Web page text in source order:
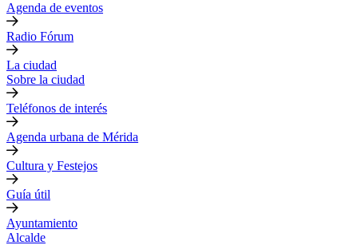
Agenda de eventos
Radio Fórum
La ciudad
Sobre la ciudad
Teléfonos de interés
Agenda urbana de Mérida
Cultura y Festejos
Guía útil
Ayuntamiento
Alcalde